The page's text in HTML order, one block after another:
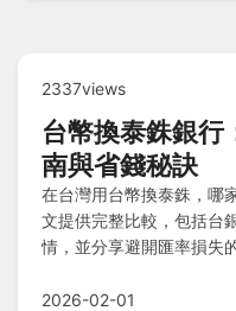
2337views
台幣換泰銖銀行
南與省錢秘訣
在台灣用台幣換泰銖，哪
文提供完整比較，包括台
情，並分享避開匯率損失
2026-02-01